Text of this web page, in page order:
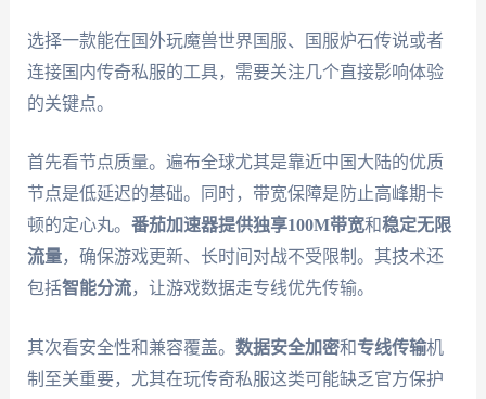
选择一款能在国外玩魔兽世界国服、国服炉石传说或者
连接国内传奇私服的工具，需要关注几个直接影响体验
的关键点。
首先看节点质量。遍布全球尤其是靠近中国大陆的优质
节点是低延迟的基础。同时，带宽保障是防止高峰期卡
顿的定心丸。 番茄加速器提供独享100M带宽和稳定无限
流量，确保游戏更新、长时间对战不受限制。其技术还
包括智能分流，让游戏数据走专线优先传输。
其次看安全性和兼容覆盖。 数据安全加密和专线传输机
制至关重要，尤其在玩传奇私服这类可能缺乏官方保护